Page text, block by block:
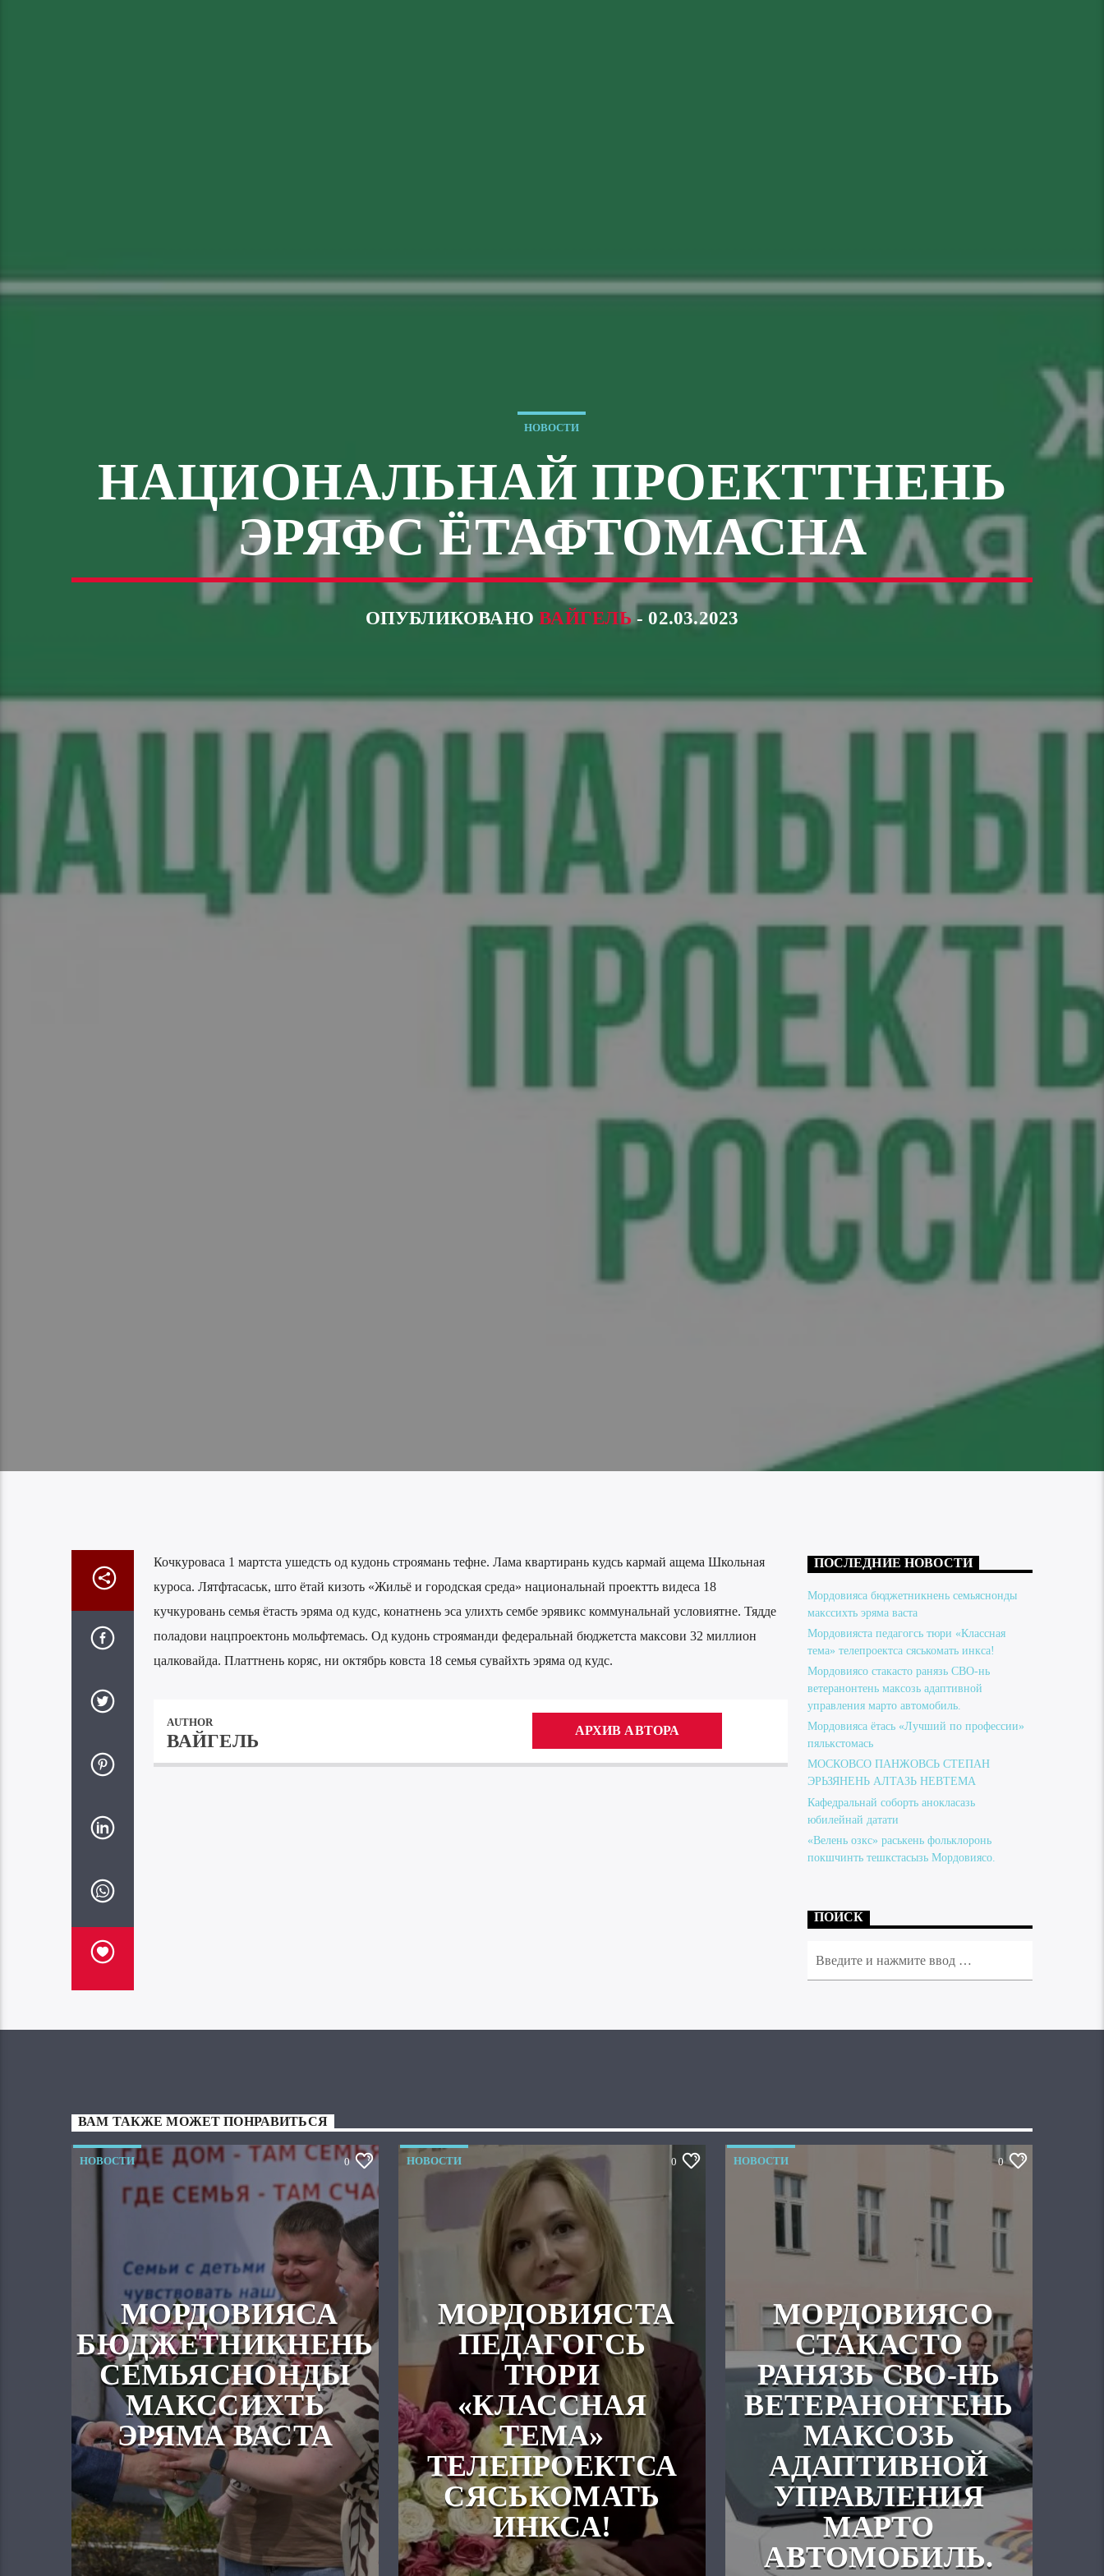
НОВОСТИ
НАЦИОНАЛЬНАЙ ПРОЕКТТНЕНЬ
ЭРЯФС ЁТАФТОМАСНА
ОПУБЛИКОВАНОВАЙГЕЛЬ- 02.03.2023
Кочкуроваса 1 мартста ушедсть од кудонь строямань тефне. Лама квартирань кудсь кармай ащема Школьная
куроса. Лятфтасаськ, што ётай кизоть «Жильё и городская среда» национальнай проектть видеса 18
кучкуровань семья ётасть эряма од кудс, конатнень эса улихть сембе эрявикс коммунальнай условиятне. Тядде
поладови нацпроектонь мольфтемась. Од кудонь строяманди федеральнай бюджетста максови 32 миллион
цалковайда. Платтнень коряс, ни октябрь ковста 18 семья сувайхть эряма од кудс.
AUTHOR
ВАЙГЕЛЬ
АРХИВ АВТОРА
ПОСЛЕДНИЕ НОВОСТИ
Мордовияса бюджетникнень семьяснонды
макссихть эряма васта
Мордовияста педагогсь тюри «Классная
тема» телепроектса сяськомать инкса!
Мордовиясо стакасто ранязь СВО-нь
ветеранонтень максозь адаптивной
управления марто автомобиль.
Мордовияса ётась «Лучший по профессии»
пялькстомась
МОСКОВСО ПАНЖОВСЬ СТЕПАН
ЭРЬЗЯНЕНЬ АЛТАЗЬ НЕВТЕМА
Кафедральнай соборть анокласазь
юбилейнай датати
«Велень озкс» раськень фольклоронь
покшчинть тешкстасызь Мордовиясо.
ПОИСК
ВАМ ТАКЖЕ МОЖЕТ ПОНРАВИТЬСЯ
НОВОСТИ 0
МОРДОВИЯСА
БЮДЖЕТНИКНЕНЬ
СЕМЬЯСНОНДЫ
МАКССИХТЬ
ЭРЯМА ВАСТА
НОВОСТИ 0
МОРДОВИЯСТА
ПЕДАГОГСЬ
ТЮРИ
«КЛАССНАЯ
ТЕМА»
ТЕЛЕПРОЕКТСА
СЯСЬКОМАТЬ
ИНКСА!
НОВОСТИ 0
МОРДОВИЯСО
СТАКАСТО
РАНЯЗЬ СВО-НЬ
ВЕТЕРАНОНТЕНЬ
МАКСОЗЬ
АДАПТИВНОЙ
УПРАВЛЕНИЯ
МАРТО
АВТОМОБИЛЬ.